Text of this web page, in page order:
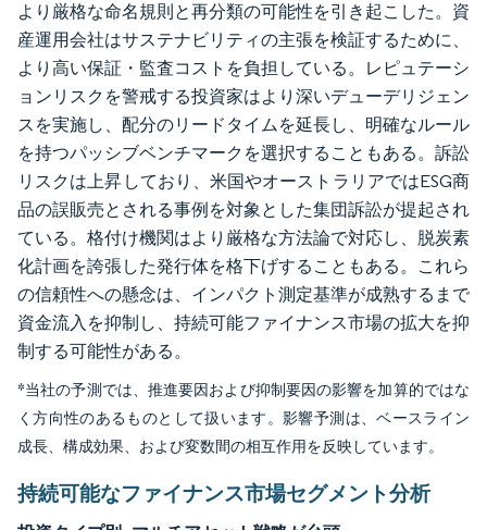
より厳格な命名規則と再分類の可能性を引き起こした。資
産運用会社はサステナビリティの主張を検証するために、
より高い保証・監査コストを負担している。レピュテーシ
ョンリスクを警戒する投資家はより深いデューデリジェン
スを実施し、配分のリードタイムを延長し、明確なルール
を持つパッシブベンチマークを選択することもある。訴訟
リスクは上昇しており、米国やオーストラリアではESG商
品の誤販売とされる事例を対象とした集団訴訟が提起され
ている。格付け機関はより厳格な方法論で対応し、脱炭素
化計画を誇張した発行体を格下げすることもある。これら
の信頼性への懸念は、インパクト測定基準が成熟するまで
資金流入を抑制し、持続可能ファイナンス市場の拡大を抑
制する可能性がある。
*当社の予測では、推進要因および抑制要因の影響を加算的ではな
く方向性のあるものとして扱います。影響予測は、ベースライン
成長、構成効果、および変数間の相互作用を反映しています。
持続可能なファイナンス市場セグメント分析